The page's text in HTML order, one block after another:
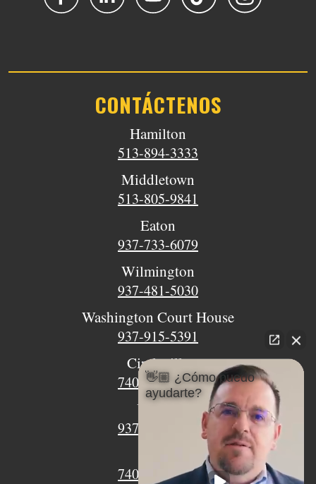
CONTÁCTENOS
Hamilton
513-894-3333
Middletown
513-805-9841
Eaton
937-733-6079
Wilmington
937-481-5030
Washington Court House
937-915-5391
Circleville
740-620-9018
Urbana
937-770-8932
740-497-4233
👋🏼 ¿Cómo puedo
ayudarte?